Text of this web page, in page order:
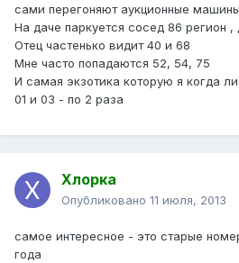
сами перегоняют аукционные
На даче паркуется сосед 86 регион
Отец частенько видит 40 и 68
Мне часто попадаются 52, 54, 75
И самая экзотика которую я когда
01 и 03 - по 2 раза
Хлорка
Опубликовано 11 июля, 2013
самое интересное - это старые
года